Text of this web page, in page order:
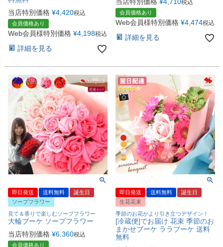
当店特別価格 ¥4,420税込
会員価格あり
Web会員様特別価格 ¥4,198税込
詳細を見る
税込
会員価格あり
Web会員様特別価格 ¥4,474税込
詳細を見る
即日発送 送料無料
誕生日
ソープフラワー
見て＆香りで楽しむソープフラワー
大輪ブーケ ソープフラワー
当店特別価格 ¥6,360税込
会員価格あり
即日発送 送料無料
誕生日
生花花束
季節のお花がより引き立つデザイン！
[冷蔵便]でお届け 花束 季節のお
まかせブーケ ララブーケ 送料
無料